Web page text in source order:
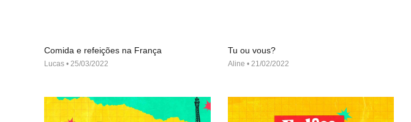
Comida e refeições na França
Lucas 25/03/2022
Tu ou vous?
Aline 21/02/2022